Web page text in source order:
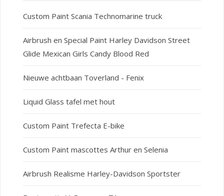
Custom Paint Scania Technomarine truck
Airbrush en Special Paint Harley Davidson Street
Glide Mexican Girls Candy Blood Red
Nieuwe achtbaan Toverland - Fenix
Liquid Glass tafel met hout
Custom Paint Trefecta E-bike
Custom Paint mascottes Arthur en Selenia
Airbrush Realisme Harley-Davidson Sportster